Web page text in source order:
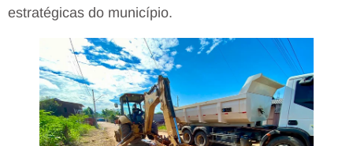
estratégicas do município.